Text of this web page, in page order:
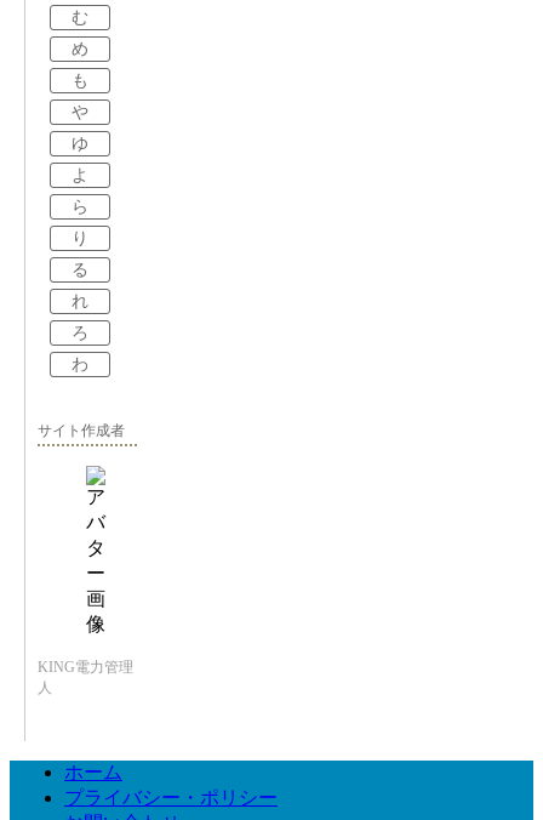
む
め
も
や
ゆ
よ
ら
り
る
れ
ろ
わ
サイト作成者
KING電力管理
人
ホーム
プライバシー・ポリシー